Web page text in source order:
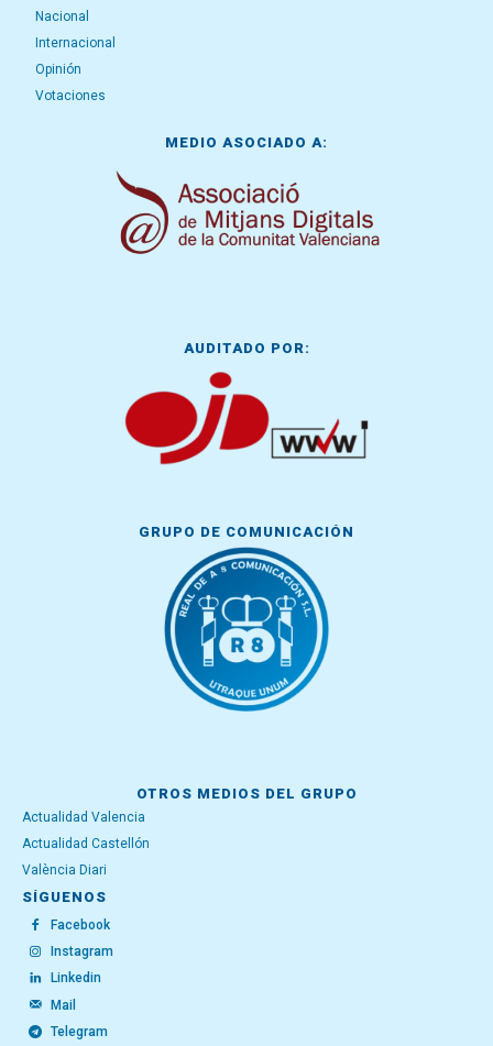
Nacional
Internacional
Opinión
Votaciones
MEDIO ASOCIADO A:
AUDITADO POR:
GRUPO DE COMUNICACIÓN
OTROS MEDIOS DEL GRUPO
Actualidad Valencia
Actualidad Castellón
València Diari
SÍGUENOS
Facebook
Instagram
Linkedin
Mail
Telegram